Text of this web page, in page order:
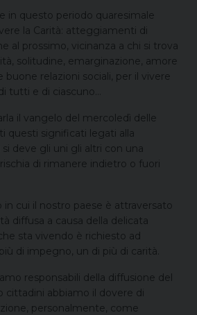
in questo periodo quaresimale
la Carità: atteggiamenti di
al prossimo, vicinanza a chi si trova
solitudine, emarginazione, amore
buone relazioni sociali, per il vivere
tutti e di ciascuno…
il vangelo del mercoledì delle
questi significati legati alla
deve gli uni gli altri con una
di rimanere indietro o fuori
cui il nostro paese è attraversato
diffusa a causa della delicata
sta vivendo è richiesto ad
di impegno, un di più di carità.
responsabili della diffusione del
cittadini abbiamo il dovere di
personalmente, come